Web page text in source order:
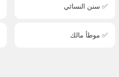
✅ سنن النسائي
✅ موطأ مالك